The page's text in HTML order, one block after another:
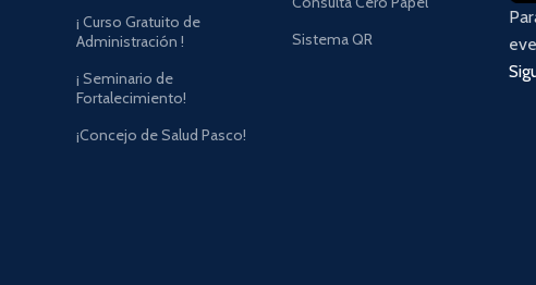
¡ Curso Gratuito de
Administración !
¡ Seminario de
Fortalecimiento!
¡Concejo de Salud Pasco!
Sistema QR